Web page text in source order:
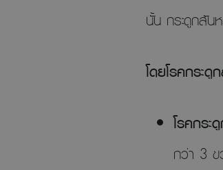
นั้น กระดูกสัน
โดยโรคกระ
โรคกระ
กว่า 3 ข